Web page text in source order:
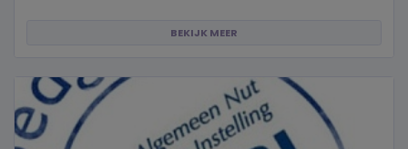
BEKIJK MEER